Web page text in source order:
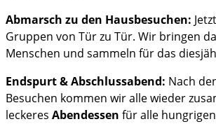
Abmarsch zu den Hausbesuchen:
Gruppen von Tür zu Tür. Wir bringen
Menschen und sammeln für das
Endspurt & Abschlussabend: Nach
Besuchen kommen wir alle wieder
leckeres Abendessen für alle